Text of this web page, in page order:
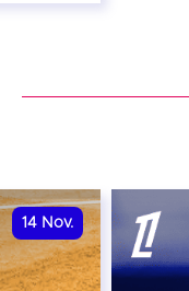
14 Nov.